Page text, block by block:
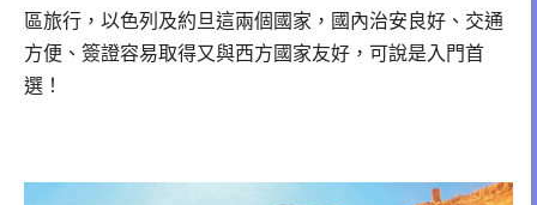
區旅行，以色列及約旦這兩個國家，國內治安良好、交通
方便、簽證容易取得又與西方國家友好，可說是入門首
選！